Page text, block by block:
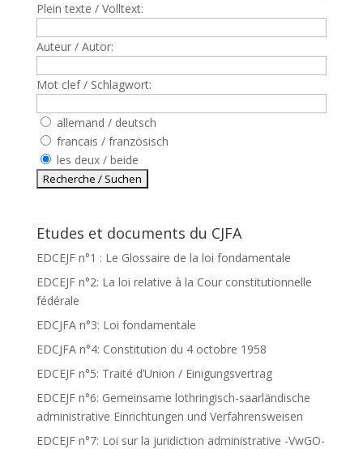
Plein texte / Volltext:
Auteur / Autor:
Mot clef / Schlagwort:
allemand / deutsch
francais / französisch
les deux / beide
Etudes et documents du CJFA
EDCEJF n°1 : Le Glossaire de la loi fondamentale
EDCEJF n°2: La loi relative à la Cour constitutionnelle
fédérale
EDCJFA n°3: Loi fondamentale
EDCJFA n°4: Constitution du 4 octobre 1958
EDCEJF n°5: Traité d’Union / Einigungsvertrag
EDCEJF n°6: Gemeinsame lothringisch-saarländische
administrative Einrichtungen und Verfahrensweisen
EDCEJF n°7: Loi sur la juridiction administrative -VwGO-